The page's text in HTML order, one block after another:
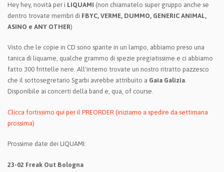
Hey hey, novità per i LIQUAMI (non chiamatelo super gruppo anche se
dentro trovate membri di FBYC, VERME, DUMMO, GENERIC ANIMAL,
ASINO e ANY OTHER)
Visto che le copie in CD sono sparite in un lampo, abbiamo preso una
tanica di liquame, qualche grammo di spezie pregiatissime e ci abbiamo
fatto 300 frittelle nere. All'interno trovate un nostro ritratto pazzesco
che il sottosegretario Sgarbi avrebbe attribuito a Gaia Galizia.
Disponibile ai concerti della band e, qua, of course.
Clicca fortissimo qui per il PREORDER (iniziamo a spedire da settimana
prossima)
Prossime date dei LIQUAMI:
23-02 Freak Out Bologna